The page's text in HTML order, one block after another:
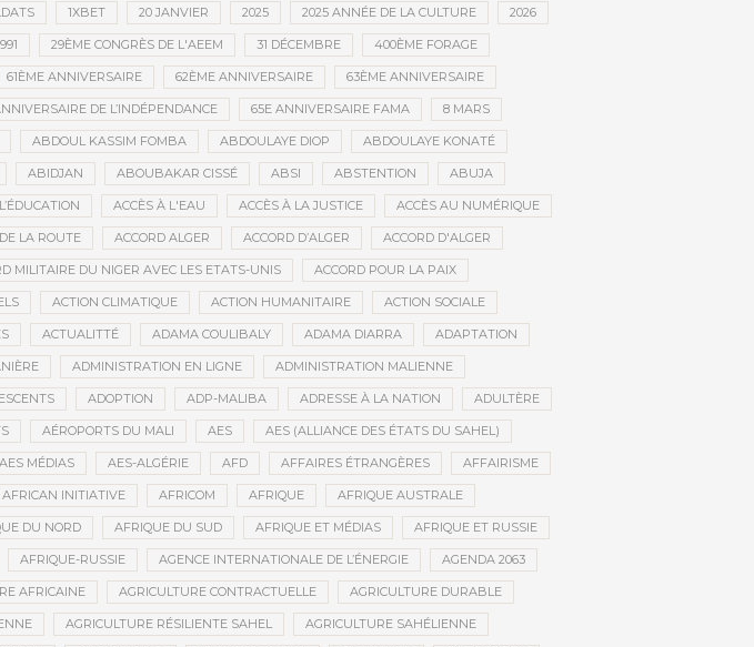
1XBET 20 JANVIER 2025 2025 ANNÉE DE LA CULTURE 2026
29ÈME CONGRÈS DE L'AEEM 31 DÉCEMBRE 400ÈME FORAGE
61ÈME ANNIVERSAIRE 62ÈME ANNIVERSAIRE 63ÈME ANNIVERSAIRE
DE L’INDÉPENDANCE 65E ANNIVERSAIRE FAMA 8 MARS
ABDOUL KASSIM FOMBA ABDOULAYE DIOP ABDOULAYE KONATÉ
ABIDJAN ABOUBAKAR CISSÉ ABSI ABSTENTION ABUJA
ACCÈS À L'EAU ACCÈS À LA JUSTICE ACCÈS AU NUMÉRIQUE
LA ROUTE ACCORD ALGER ACCORD D’ALGER ACCORD D'ALGER
MILITAIRE DU NIGER AVEC LES ETATS-UNIS ACCORD POUR LA PAIX
ACTION CLIMATIQUE ACTION HUMANITAIRE ACTION SOCIALE
ACTUALITTÉ ADAMA COULIBALY ADAMA DIARRA ADAPTATION
ADMINISTRATION EN LIGNE ADMINISTRATION MALIENNE
ADOPTION ADP-MALIBA ADRESSE À LA NATION ADULTÈRE
AÉROPORTS DU MALI AES AES (ALLIANCE DES ÉTATS DU SAHEL)
AES MÉDIAS AES-ALGÉRIE AFD AFFAIRES ÉTRANGÈRES AFFAIRISME
AFRICAN INITIATIVE AFRICOM AFRIQUE AFRIQUE AUSTRALE
DU NORD AFRIQUE DU SUD AFRIQUE ET MÉDIAS AFRIQUE ET RUSSIE
AFRIQUE-RUSSIE AGENCE INTERNATIONALE DE L’ÉNERGIE AGENDA 2063
AFRICAINE AGRICULTURE CONTRACTUELLE AGRICULTURE DURABLE
AGRICULTURE RÉSILIENTE SAHEL AGRICULTURE SAHÉLIENNE